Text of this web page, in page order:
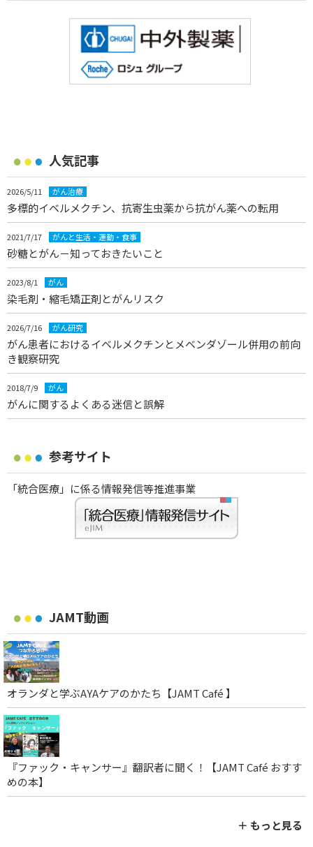
人気記事
2026/5/11 がん治療
多標的イベルメクチン、抗寄生虫薬から抗がん薬への転用
2021/7/17 がんと生活・運動・食事
砂糖とがん－知っておきたいこと
2023/8/1 がん
染毛剤・縮毛矯正剤とがんリスク
2026/7/16 がん研究
がん患者におけるイベルメクチンとメベンダゾール併用の前向
き観察研究
2018/7/9 がん
がんに関するよくある迷信と誤解
参考サイト
「統合医療」に係る情報発信等推進事業
JAMT動画
オランダと学ぶAYAケアのかたち【JAMT Café 】
『ファック・キャンサー』翻訳者に聞く！【JAMT Café おすす
めの本】
＋ もっと見る